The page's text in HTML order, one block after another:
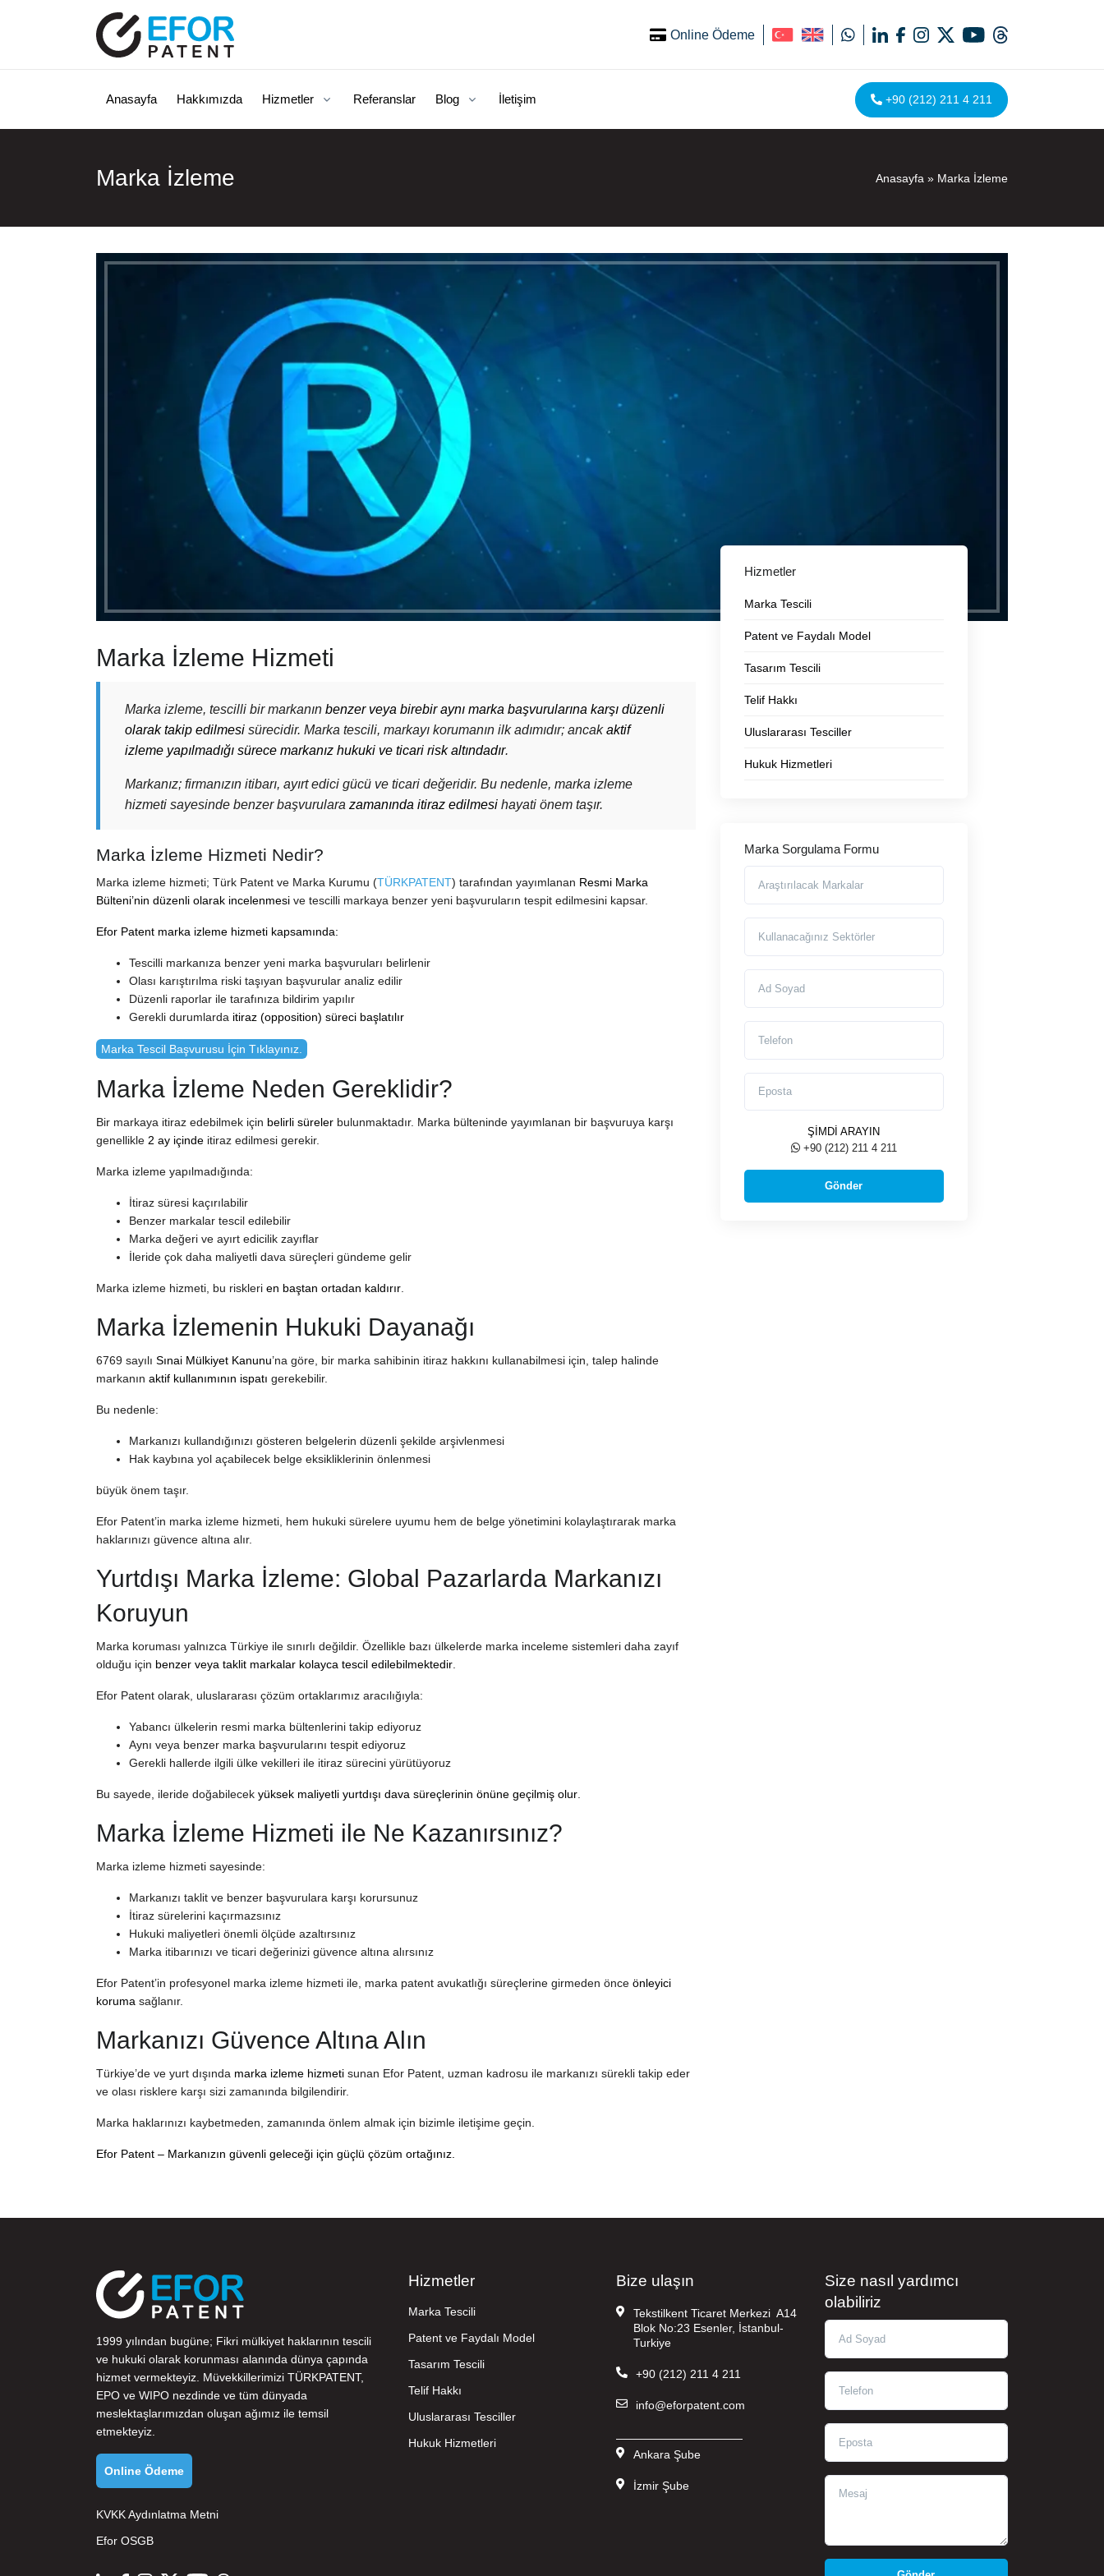
Online Ödeme
Anasayfa Hakkımızda Hizmetler Referanslar Blog İletişim +90 (212) 211 4 211
Marka İzleme Anasayfa » Marka İzleme
Marka İzleme Hizmeti
Marka izleme, tescilli bir markanın benzer veya birebir aynı marka başvurularına karşı düzenli
olarak takip edilmesi sürecidir. Marka tescili, markayı korumanın ilk adımıdır; ancakaktif
izleme yapılmadığı sürece markanız hukuki ve ticari risk altındadır.
Markanız; firmanızın itibarı, ayırt edici gücü ve ticari değeridir. Bu nedenle, marka izleme
hizmeti sayesinde benzer başvurulara zamanında itiraz edilmesi hayati önem taşır.
Marka İzleme Hizmeti Nedir?
Marka izleme hizmeti; Türk Patent ve Marka Kurumu (TÜRKPATENT) tarafından yayımlanan Resmi Marka
Bülteni’nin düzenli olarak incelenmesi ve tescilli markaya benzer yeni başvuruların tespit edilmesini kapsar.
Efor Patent marka izleme hizmeti kapsamında:
Tescilli markanıza benzer yeni marka başvuruları belirlenir
Olası karıştırılma riski taşıyan başvurular analiz edilir
Düzenli raporlar ile tarafınıza bildirim yapılır
Gerekli durumlarda itiraz (opposition) süreci başlatılır
Marka Tescil Başvurusu İçin Tıklayınız.
Marka İzleme Neden Gereklidir?
Bir markaya itiraz edebilmek için belirli süreler bulunmaktadır. Marka bülteninde yayımlanan bir başvuruya karşı
genellikle 2 ay içinde itiraz edilmesi gerekir.
Marka izleme yapılmadığında:
İtiraz süresi kaçırılabilir
Benzer markalar tescil edilebilir
Marka değeri ve ayırt edicilik zayıflar
İleride çok daha maliyetli dava süreçleri gündeme gelir
Marka izleme hizmeti, bu riskleri en baştan ortadan kaldırır.
Marka İzlemenin Hukuki Dayanağı
6769 sayılı Sınai Mülkiyet Kanunu’na göre, bir marka sahibinin itiraz hakkını kullanabilmesi için, talep halinde
markanın aktif kullanımının ispatı gerekebilir.
Bu nedenle:
Markanızı kullandığınızı gösteren belgelerin düzenli şekilde arşivlenmesi
Hak kaybına yol açabilecek belge eksikliklerinin önlenmesi
büyük önem taşır.
Efor Patent’in marka izleme hizmeti, hem hukuki sürelere uyumu hem de belge yönetimini kolaylaştırarak marka
haklarınızı güvence altına alır.
Yurtdışı Marka İzleme: Global Pazarlarda Markanızı
Koruyun
Marka koruması yalnızca Türkiye ile sınırlı değildir. Özellikle bazı ülkelerde marka inceleme sistemleri daha zayıf
olduğu için benzer veya taklit markalar kolayca tescil edilebilmektedir.
Efor Patent olarak, uluslararası çözüm ortaklarımız aracılığıyla:
Yabancı ülkelerin resmi marka bültenlerini takip ediyoruz
Aynı veya benzer marka başvurularını tespit ediyoruz
Gerekli hallerde ilgili ülke vekilleri ile itiraz sürecini yürütüyoruz
Bu sayede, ileride doğabilecek yüksek maliyetli yurtdışı dava süreçlerinin önüne geçilmiş olur.
Marka İzleme Hizmeti ile Ne Kazanırsınız?
Marka izleme hizmeti sayesinde:
Markanızı taklit ve benzer başvurulara karşı korursunuz
İtiraz sürelerini kaçırmazsınız
Hukuki maliyetleri önemli ölçüde azaltırsınız
Marka itibarınızı ve ticari değerinizi güvence altına alırsınız
Efor Patent’in profesyonel marka izleme hizmeti ile, marka patent avukatlığı süreçlerine girmeden önce önleyici
koruma sağlanır.
Markanızı Güvence Altına Alın
Türkiye’de ve yurt dışında marka izleme hizmeti sunan Efor Patent, uzman kadrosu ile markanızı sürekli takip eder
ve olası risklere karşı sizi zamanında bilgilendirir.
Marka haklarınızı kaybetmeden, zamanında önlem almak için bizimle iletişime geçin.
Efor Patent – Markanızın güvenli geleceği için güçlü çözüm ortağınız.
Hizmetler
Marka Tescili
Patent ve Faydalı Model
Tasarım Tescili
Telif Hakkı
Uluslararası Tesciller
Hukuk Hizmetleri
Marka Sorgulama Formu
ŞİMDİ ARAYIN
+90 (212) 211 4 211
1999 yılından bugüne; Fikri mülkiyet haklarının tescili
ve hukuki olarak korunması alanında dünya çapında
hizmet vermekteyiz. Müvekkillerimizi TÜRKPATENT,
EPO ve WIPO nezdinde ve tüm dünyada
meslektaşlarımızdan oluşan ağımız ile temsil
etmekteyiz.
Online Ödeme
KVKK Aydınlatma Metni
Efor OSGB
Hizmetler
Marka Tescili
Patent ve Faydalı Model
Tasarım Tescili
Telif Hakkı
Uluslararası Tesciller
Hukuk Hizmetleri
Bize ulaşın
Tekstilkent Ticaret Merkezi A14
Blok No:23 Esenler, İstanbul-
Turkiye
+90 (212) 211 4 211
info@eforpatent.com
———————————
Ankara Şube
İzmir Şube
Size nasıl yardımcı
olabiliriz